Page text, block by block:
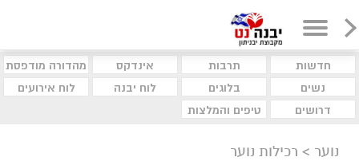
חדשות תרבות אינדקס
מהדורה מודפסת
נשים
בלוגים לוח יבנה
לוח אירועים
דרושים
טיפים והמלצות
נוער > רכילות נוער